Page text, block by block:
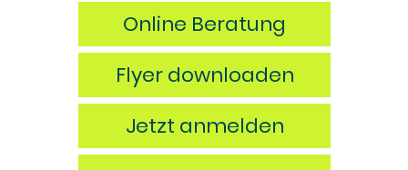
Online Beratung
Jetzt anmelden
Flyer downloaden